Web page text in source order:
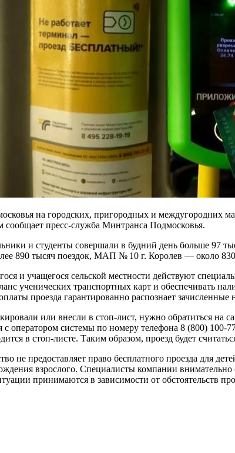
на городских, пригородных и междугородних
сообщает пресс-служба Минтранса Подмосковья.
и студенты совершали в будний день больше 97
890 тысяч поездок, МАП № 10 г. Королев — около
и учащегося сельской местности действуют
ученических транспортных карт и обеспечивать
проезда гарантированно распознает зачисленные
или внесли в стоп-лист, нужно обратиться на
с оператором системы по номеру телефона 8 (800)
в стоп-листе. Таким образом, проезд будет
не предоставляет право бесплатного проезда для
взрослого. Специалисты компании
принимаются в зависимости от обстоятельств